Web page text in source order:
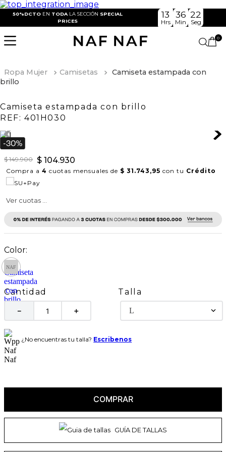
50%DCTO EN TODA LA SECCIÓN SPECIAL
PRICES
13
Hrs
36
Min
22
Seg
0
Ropa Mujer Camisetas
Camiseta estampada con
brillo
Camiseta estampada con brillo
REF: 401H030
$ 149.900 $ 104.930
Compra a 4 cuotas mensuales de $ 31.743,95 con tu Crédito
Ver cuotas ...
Cantidad
＋
－
Talla
L
¿No encuentras tu talla? Escribenos
COMPRAR
GUÍA DE TALLAS